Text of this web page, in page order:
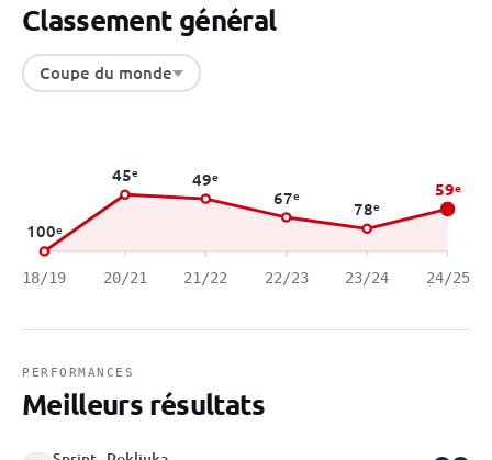
Classement général
Coupe du monde
100e
18/19
45e
20/21
49e
21/22
67e
22/23
78e
23/24
59e
24/25
PERFORMANCES
Meilleurs résultats